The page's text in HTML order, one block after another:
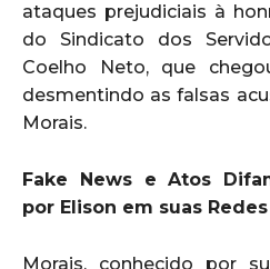
ataques prejudiciais à
do Sindicato dos
Coelho Neto, que
desmentindo as falsas
Morais.
Fake News e Atos
por Elison em suas
Morais, conhecido por